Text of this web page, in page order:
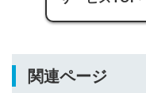
関連ページ